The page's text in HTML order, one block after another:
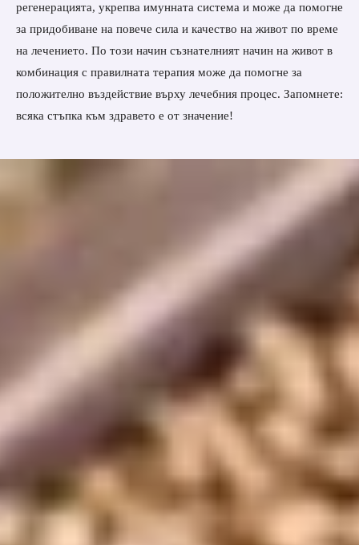
регенерацията, укрепва имунната система и може да помогне
за придобиване на повече сила и качество на живот по време
на лечението. По този начин съзнателният начин на живот в
комбинация с правилната терапия може да помогне за
положително въздействие върху лечебния процес. Запомнете:
всяка стъпка към здравето е от значение!